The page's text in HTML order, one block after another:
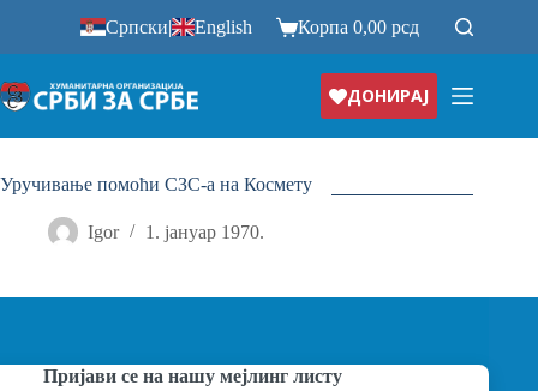
Српски| English Корпа0,00рсд
ДОНИРАЈ
Уручивање помоћи СЗС-а на Космету
Igor 1. јануар 1970.
Пријави се на нашу мејлинг листу